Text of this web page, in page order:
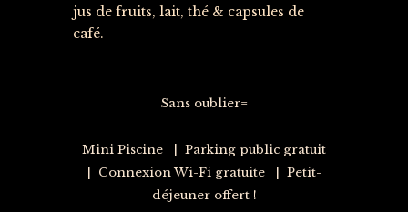
jus de fruits, lait, thé & capsules de
café.
Sans oublier=
Mini Piscine | Parking public gratuit
| Connexion Wi-Fi gratuite | Petit-
déjeuner offert !